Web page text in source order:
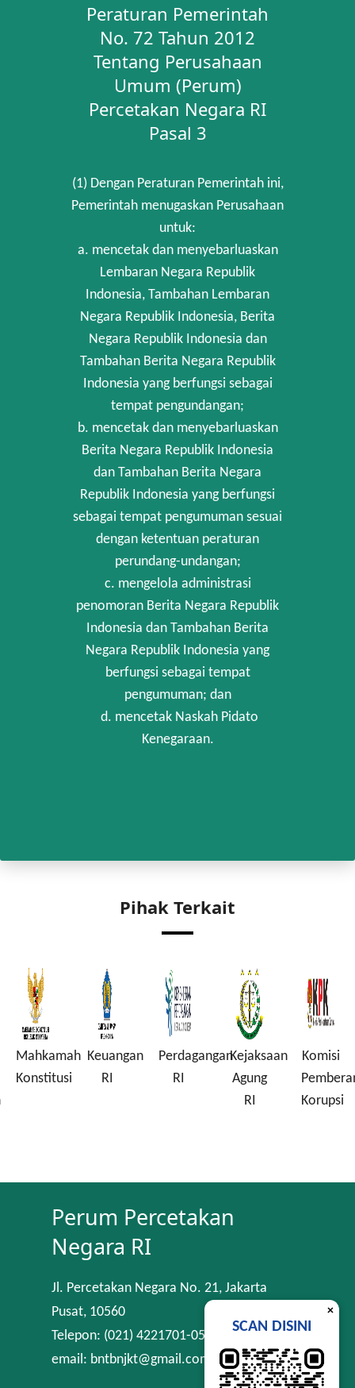
Peraturan Pemerintah
No. 72 Tahun 2012
Tentang Perusahaan
Umum (Perum)
Percetakan Negara RI
Pasal 3
(1) Dengan Peraturan Pemerintah ini,
Pemerintah menugaskan Perusahaan
untuk:
a. mencetak dan menyebarluaskan
Lembaran Negara Republik
Indonesia, Tambahan Lembaran
Negara Republik Indonesia, Berita
Negara Republik Indonesia dan
Tambahan Berita Negara Republik
Indonesia yang berfungsi sebagai
tempat pengundangan;
b. mencetak dan menyebarluaskan
Berita Negara Republik Indonesia
dan Tambahan Berita Negara
Republik Indonesia yang berfungsi
sebagai tempat pengumuman sesuai
dengan ketentuan peraturan
perundang-undangan;
c. mengelola administrasi
penomoran Berita Negara Republik
Indonesia dan Tambahan Berita
Negara Republik Indonesia yang
berfungsi sebagai tempat
pengumuman; dan
d. mencetak Naskah Pidato
Kenegaraan.
Pihak Terkait
Mahkamah
Konstitusi
Keuangan
RI
Perdagangan
RI
Kejaksaan
Agung
RI
Komisi
Korupsi
Perum Percetakan
Negara RI
Jl. Percetakan Negara No. 21, Jakarta
Pusat, 10560
Telepon: (021) 4221701-05
email: bntbnjkt@gmail.com
×
SCAN DISINI